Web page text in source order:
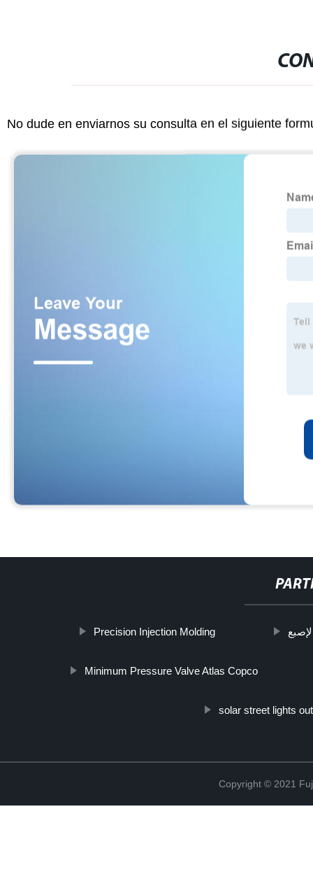
No dude en enviarnos su consulta en el siguiente
Precision Injection Molding
Minimum Pressure Valve Atlas Copco
solar street lights
Copyright © 2021